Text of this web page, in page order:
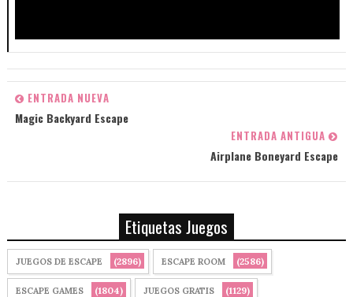
ENTRADA NUEVA
Magic Backyard Escape
ENTRADA ANTIGUA
Airplane Boneyard Escape
Etiquetas Juegos
JUEGOS DE ESCAPE (2896) ESCAPE ROOM (2586)
ESCAPE GAMES (1804) JUEGOS GRATIS (1129)